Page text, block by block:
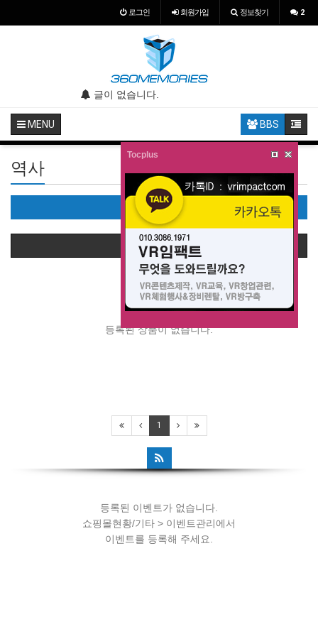
로그인 회원가입 정보찾기 2
글이 없습니다.
MENU BBS
역사
역사(0)
상품정렬
등록된 상품이 없습니다.
1
등록된 이벤트가 없습니다.
쇼핑몰현황/기타 > 이벤트관리에서
이벤트를 등록해 주세요.
등록된 이벤트가 없습니다.
쇼핑몰현황/기타 > 이벤트관리에서
이벤트를 등록해 주세요.
Tocplus